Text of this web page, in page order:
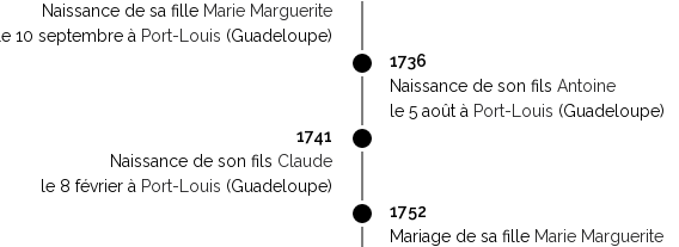
Naissance de sa fille Marie Marguerite
le 10 septembre à Port-Louis (Guadeloupe)
1736
Naissance de son fils Antoine
le 5 août à Port-Louis (Guadeloupe)
1741
Naissance de son fils Claude
le 8 février à Port-Louis (Guadeloupe)
1752
Mariage de sa fille Marie Marguerite